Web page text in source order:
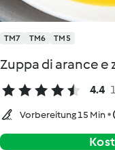
TM7 TM6 TM5
Zuppa di arance e
4.4
Vorbereitung 15 Min